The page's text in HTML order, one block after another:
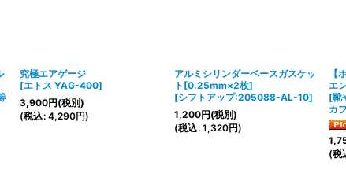
究極エアゲージ
[エトス YAG-400]
3,900円(税別)
(税込: 4,290円)
アルミシリンダーベースガスケッ
ト[0.25mm×2枚]
[シフトアップ:205088-AL-10]
1,200円(税別)
(税込: 1,320円)
【
エ
[靴
カ
(税